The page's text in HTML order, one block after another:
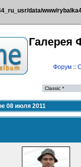
data/www/
Галерея
Форум::
08 июля 2011